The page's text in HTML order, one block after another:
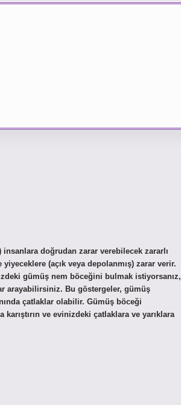
doğrudan zarar verebilecek zararlı
(açık veya depolanmış) zarar verir.
gümüş nem böceğini bulmak istiyorsanız,
arayabilirsiniz. Bu göstergeler, gümüş
çatlaklar olabilir. Gümüş böceği
ve evinizdeki çatlaklara ve yarıklara